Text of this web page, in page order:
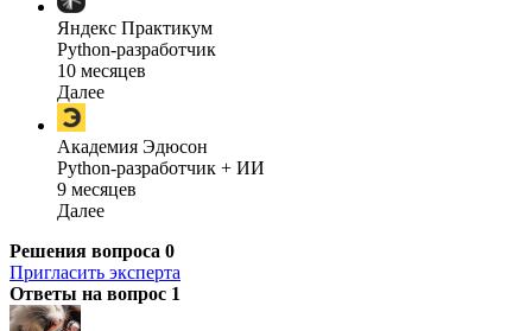
Яндекс Практикум
Python-разработчик
10 месяцев
Далее
Академия Эдюсон
Python-разработчик + ИИ
9 месяцев
Далее
Решения вопроса 0
Пригласить эксперта
Ответы на вопрос 1